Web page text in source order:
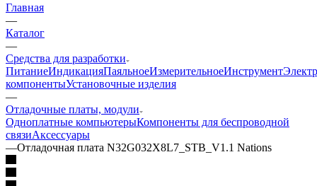
Главная
—
Каталог
—
Средства для разработки
ПитаниеИндикацияПаяльноеИзмерительноеИнструмент
компонентыУстановочные изделия
—
Отладочные платы, модули
Одноплатные компьютерыКомпоненты для беспроводной
связиАксессуары
—Отладочная плата N32G032X8L7_STB_V1.1 Nations